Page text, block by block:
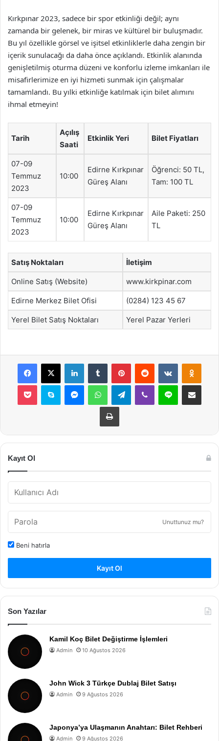
Kırkpınar 2023, sadece bir spor etkinliği değil; aynı
zamanda bir gelenek, bir miras ve kültürel bir buluşmadır.
Bu yıl özellikle görsel ve işitsel etkinliklerle daha zengin bir
içerik sunulacağı da daha önce açıklandı. Etkinlik alanında
genişletilmiş oturma düzeni ve konforlu izleme imkanları ile
misafirlerimize en iyi hizmeti sunmak için çalışmalar
tamamlandı. Bu yılki etkinliğe katılmak için bilet alımını
ihmal etmeyin!
Tarih
Açılış
Saati
Etkinlik Yeri Bilet Fiyatları
07-09
Temmuz
2023
10:00
Edirne Kırkpınar
Güreş Alanı
Öğrenci: 50 TL,
Tam: 100 TL
07-09
Temmuz
2023
10:00
Edirne Kırkpınar
Güreş Alanı
Aile Paketi: 250
TL
Satış Noktaları İletişim
Online Satış (Website) www.kirkpinar.com
Edirne Merkez Bilet Ofisi (0284) 123 45 67
Yerel Bilet Satış Noktaları Yerel Pazar Yerleri
Facebook
X LinkedInTumblr PinterestReddit VKontakte
Pocket Skype MessengerWhatsAppTelegramViber Line E-Posta ile
Yazdır
Kayıt Ol
Unuttunuz mu?
Beni hatırla
Kayıt Ol
Son Yazılar
Kamil Koç Bilet Değiştirme İşlemleri
Admin 10 Ağustos 2026
John Wick 3 Türkçe Dublaj Bilet Satışı
Admin 9 Ağustos 2026
Japonya’ya Ulaşmanın Anahtarı: Bilet Rehberi
Admin 9 Ağustos 2026